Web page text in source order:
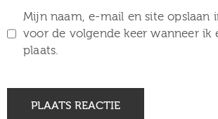
Mijn naam, e-mail en site opslaan
voor de volgende keer wanneer ik
plaats.